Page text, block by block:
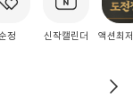
정 신작캘린더 액션최